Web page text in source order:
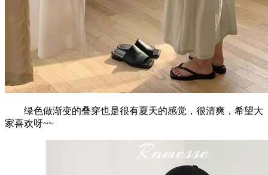
绿色做渐变的叠穿也是很有夏天的感觉，很清爽，希望大
家喜欢呀~~